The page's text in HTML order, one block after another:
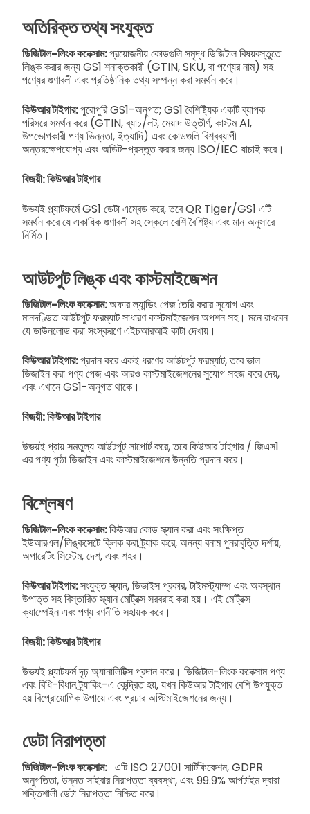
অতিরিক্ত তথ্য সংযুক্ত
ডিজিটাল-লিংক কনেক্সাম:প্রয়োজনীয় কোডগুলি সমৃদ্ধ ডিজিটাল বিষয়বস্তুতে
লিঙ্ক করার জন্য GS1 শনাক্তকারী (GTIN, SKU, বা পণ্যের নাম) সহ
পণ্যের গুণাবলী এবং প্রতিষ্ঠানিক তথ্য সম্পন্ন করা সমর্থন করে।
কিউআর টাইগার:পুরোপুরি GS1-অনুগত; GS1 বৈশিষ্ট্যিক একটি ব্যাপক
পরিসরে সমর্থন করে (GTIN, ব্যাচ/লট, মেয়াদ উত্তীর্ণ, কাস্টম AI,
উপভোগকারী পণ্য ভিন্নতা, ইত্যাদি) এবং কোডগুলি বিশ্বব্যাপী
অন্তরক্ষেপযোগ্য এবং অডিট-প্রস্তুত করার জন্য ISO/IEC যাচাই করে।
বিজয়ী: কিউআর টাইগার
উভযই প্ল্যাটফর্মে GS1 ডেটা এম্বেড করে, তবে QR Tiger/GS1 এটি
সমর্থন করে যে একাধিক গুণাবলী সহ স্কেলে বেশি বৈশিষ্ট্য এবং মান অনুসারে
নির্মিত।
আউটপুট লিঙ্ক এবং কাস্টমাইজেশন
ডিজিটাল-লিংক কনেক্সাম:অফার ল্যান্ডিং পেজ তৈরি করার সুযোগ এবং
মানদণ্ডিত আউটপুট ফরম্যাট সাধারণ কাস্টমাইজেশন অপশন সহ। মনে রাখবেন
যে ডাউনলোড করা সংস্করণে এইচআরআই কাটা দেখায়।
কিউআর টাইগার:প্রদান করে একই ধরণের আউটপুট ফরম্যাট, তবে ভাল
ডিজাইন করা পণ্য পেজ এবং আরও কাস্টমাইজেশনের সুযোগ সহজ করে দেয়,
এবং এখানে GS1-অনুগত থাকে।
বিজয়ী: কিউআর টাইগার
উভয়ই প্রায় সমতুল্য আউটপুট সাপোর্ট করে, তবে কিউআর টাইগার / জিএস1
এর পণ্য পৃষ্ঠা ডিজাইন এবং কাস্টমাইজেশনে উন্নতি প্রদান করে।
বিশ্লেষণ
ডিজিটাল-লিংক কনেক্সাম:কিউআর কোড স্ক্যান করা এবং সংক্ষিপ্ত
ইউআরএল/লিঙ্কসেটে ক্লিক করা ট্র্যাক করে, অনন্য বনাম পুনরাবৃত্তি দর্শায়,
অপারেটিং সিস্টেম, দেশ, এবং শহর।
কিউআর টাইগার:সংযুক্ত স্ক্যান, ডিভাইস প্রকার, টাইমস্ট্যাম্প এবং অবস্থান
উপাত্ত সহ বিস্তারিত স্ক্যান মেট্রিক্স সরবরাহ করা হয়। এই মেট্রিক্স
ক্যাম্পেইন এবং পণ্য রণনীতি সহায়ক করে।
বিজয়ী: কিউআর টাইগার
উভযই প্ল্যাটফর্ম দৃঢ় অ্যানালিটিক্স প্রদান করে। ডিজিটাল-লিংক কনেক্সাম পণ্য
এবং বিধি-বিধান ট্র্যাকিং-এ কেন্দ্রিত হয়, যখন কিউআর টাইগার বেশি উপযুক্ত
হয় বিপ্রোয়োগিক উপায়ে এবং প্রচার অপ্টিমাইজেশনের জন্য।
ডেটা নিরাপত্তা
ডিজিটাল-লিংক কনেক্সাম: এটি ISO 27001 সার্টিফিকেশন, GDPR
অনুগতিতা, উন্নত সাইবার নিরাপত্তা ব্যবস্থা, এবং 99.9% আপটাইম দ্বারা
শক্তিশালী ডেটা নিরাপত্তা নিশ্চিত করে।